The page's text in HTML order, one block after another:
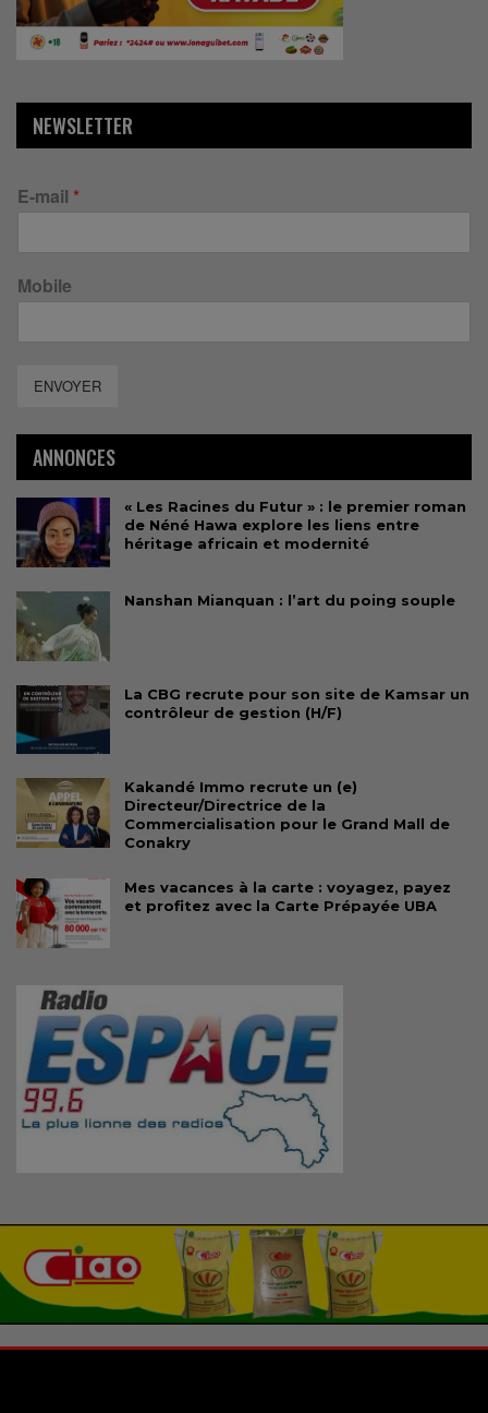
NEWSLETTER
E-mail *
Mobile
ENVOYER
ANNONCES
« Les Racines du Futur » : le premier roman
de Néné Hawa explore les liens entre
héritage africain et modernité
Nanshan Mianquan : l’art du poing souple
La CBG recrute pour son site de Kamsar un
contrôleur de gestion (H/F)
Kakandé Immo recrute un (e)
Directeur/Directrice de la
Commercialisation pour le Grand Mall de
Conakry
Mes vacances à la carte : voyagez, payez
et profitez avec la Carte Prépayée UBA